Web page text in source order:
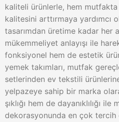
kaliteli ürünlerle, hem
kalitesini arttırmaya yardımcı
tasarımdan üretime kadar her
mükemmeliyet anlayışı ile
fonksiyonel hem de estetik
yemek takımları, mutfak
setlerinden ev tekstili
yelpazeye sahip bir marka
şıklığı hem de dayanıklılığı
dekorasyonunda en çok